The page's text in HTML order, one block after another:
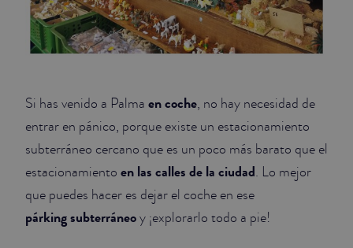
Si has venido a Palma en coche, no hay necesidad de
entrar en pánico, porque existe un estacionamiento
subterráneo cercano que es un poco más barato que el
estacionamiento en las calles de la ciudad. Lo mejor
que puedes hacer es dejar el coche en ese
párking subterráneoy ¡explorarlo todo a pie!